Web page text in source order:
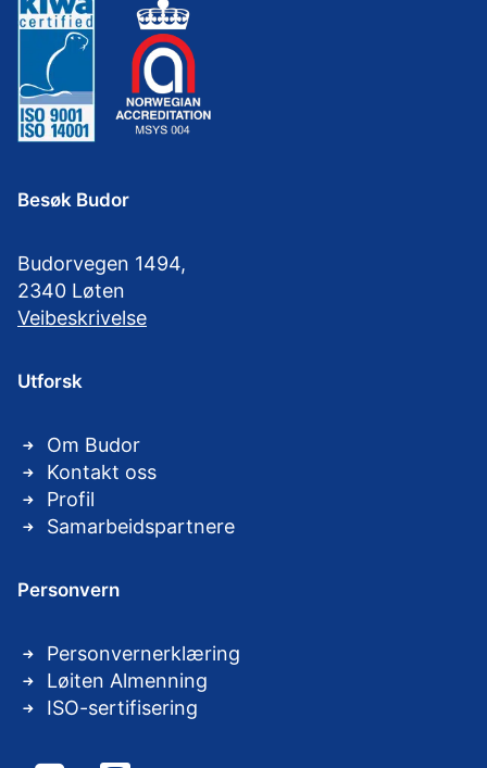
Besøk Budor
Budorvegen 1494,
2340 Løten
Veibeskrivelse
Utforsk
Om Budor
Kontakt oss
Profil
Samarbeidspartnere
Personvern
Personvernerklæring
Løiten Almenning
ISO-sertifisering